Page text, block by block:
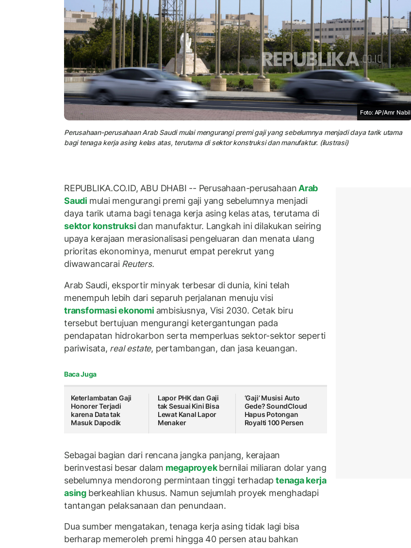
Foto: AP/Amr Nabil
Perusahaan-perusahaan Arab Saudi mulai mengurangi premi gaji yang sebelumnya menjadi daya tarik utama
bagi tenaga kerja asing kelas atas, terutama di sektor konstruksi dan manufaktur. (ilustrasi)
REPUBLIKA.CO.ID, ABU DHABI -- Perusahaan-perusahaan Arab
Saudi mulai mengurangi premi gaji yang sebelumnya menjadi
daya tarik utama bagi tenaga kerja asing kelas atas, terutama di
sektor konstruksi dan manufaktur. Langkah ini dilakukan seiring
upaya kerajaan merasionalisasi pengeluaran dan menata ulang
prioritas ekonominya, menurut empat perekrut yang
diwawancarai Reuters.
Arab Saudi, eksportir minyak terbesar di dunia, kini telah
menempuh lebih dari separuh perjalanan menuju visi
transformasi ekonomi ambisiusnya, Visi 2030. Cetak biru
tersebut bertujuan mengurangi ketergantungan pada
pendapatan hidrokarbon serta memperluas sektor-sektor seperti
pariwisata, real estate, pertambangan, dan jasa keuangan.
Baca Juga
Keterlambatan Gaji
Honorer Terjadi
karena Data tak
Masuk Dapodik
Lapor PHK dan Gaji
tak Sesuai Kini Bisa
Lewat Kanal Lapor
Menaker
‘Gaji’ Musisi Auto
Gede? SoundCloud
Hapus Potongan
Royalti 100 Persen
Sebagai bagian dari rencana jangka panjang, kerajaan
berinvestasi besar dalam megaproyekbernilai miliaran dolar yang
sebelumnya mendorong permintaan tinggi terhadap tenaga kerja
asing berkeahlian khusus. Namun sejumlah proyek menghadapi
tantangan pelaksanaan dan penundaan.
Dua sumber mengatakan, tenaga kerja asing tidak lagi bisa
berharap memeroleh premi hingga 40 persen atau bahkan